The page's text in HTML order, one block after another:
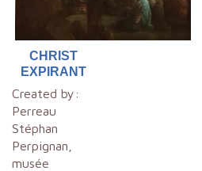
CHRIST
EXPIRANT
Created by:
Perreau
Stéphan
Perpignan,
musée